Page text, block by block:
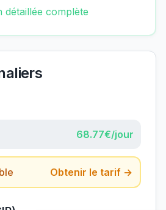
détaillée complète
68.77€/jour
Obtenir le tarif →